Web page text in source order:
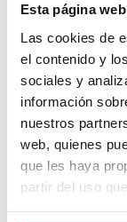
Esta página
Las cookies de
el contenido y
sociales y
información
nuestros
web, quienes
que les haya
partir del uso
Lascia un
Le richieste di
possibile
rispondere il
consultare le